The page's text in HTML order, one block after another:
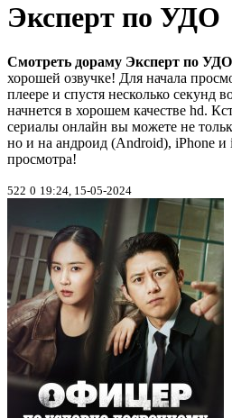
Эксперт по УДО
Смотреть дораму Эксперт по УДО
хорошей озвучке! Для начала
плеере и спустя несколько секунд
начнется в хорошем качестве hd.
сериалы онлайн вы можете не
но и на андроид (Android), iPhone и
просмотра!
522 0 19:24, 15-05-2024